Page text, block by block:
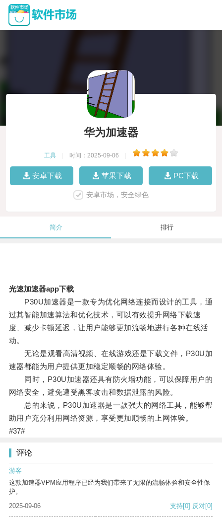
华为加速器
工具 时间：2025-09-06
安卓下载 苹果下载 PC下载
安卓市场，安全绿色
简介 排行
光速加速器app下载
P30U加速器是一款专为优化网络连接而设计的工具，通
过其智能加速算法和优化技术，可以有效提升网络下载速
度、减少卡顿延迟，让用户能够更加流畅地进行各种在线活
动。
无论是观看高清视频、在线游戏还是下载文件，P30U加
速器都能为用户提供更加稳定顺畅的网络体验。
同时，P30U加速器还具有防火墙功能，可以保障用户的
网络安全，避免遭受黑客攻击和数据泄露的风险。
总的来说，P30U加速器是一款强大的网络工具，能够帮
助用户充分利用网络资源，享受更加顺畅的上网体验。
#37#
评论
游客
这款加速器VPM应用程序已经为我们带来了无限的流畅体验和安全性保
护。
2025-09-06
支持[0] 反对[0]